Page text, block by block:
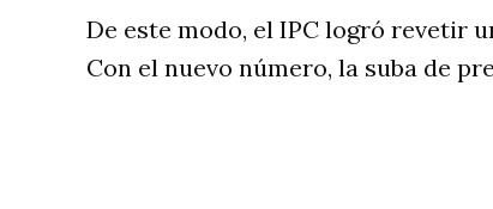
De este modo, el IPC logró revetir
Con el nuevo número, la suba de